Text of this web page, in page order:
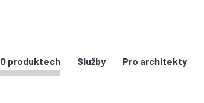
O produktech Služby Pro architekty